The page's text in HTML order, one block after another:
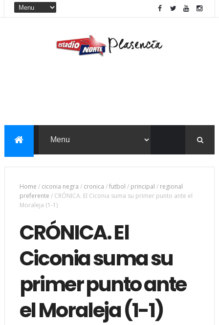
Home / ciconia negra / cronica /futbol / principal / regional
preferente / CRÓNICA. El Ciconia suma su primer punto ante el
Moraleja (1-1)
CRÓNICA. El
Ciconia suma su
primer punto ante
el Moraleja (1-1)